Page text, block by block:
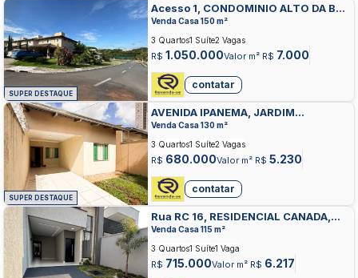
SUPER DESTAQUE
Acesso 1, CONDOMINIO ALTO DA BOA
VISTA, GOIANIA
Venda Casa 150 m²
R$ 1.050.000Valor m² R$ 7.000
3 Quartos1 Suíte2 Vagas
contatar
SUPER DESTAQUE
AVENIDA IPANEMA, JARDIM
ATLANTICO, GOIANIA
Venda Casa 130 m²
R$ 680.000Valor m² R$ 5.230
3 Quartos1 Suíte2 Vagas
contatar
Rua RC 16, RESIDENCIAL CANADA,
GOIANIA
Venda Casa 115 m²
R$ 715.000Valor m² R$ 6.217
3 Quartos1 Suíte1 Vaga